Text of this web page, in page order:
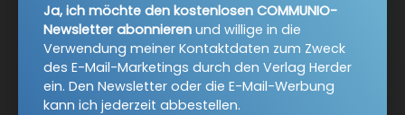
Kontaktdaten zum Zweck des E-Mail-Marketings durch
den Verlag Herder ein. Den Newsletter oder die E-Mail-
Werbung kann ich jederzeit abbestellen.
Ich bin einverstanden, dass mein personenbezogenes
Nutzungsverhalten in Newsletter und E-Mail-Werbung
erfasst und ausgewertet wird, um die Inhalte besser auf
Ja, ich möchte den kostenlosen COMMUNIO-
Newsletter abonnieren und willige in die
Verwendung meiner Kontaktdaten zum Zweck
des E-Mail-Marketings durch den Verlag Herder
ein. Den Newsletter oder die E-Mail-Werbung
kann ich jederzeit abbestellen.